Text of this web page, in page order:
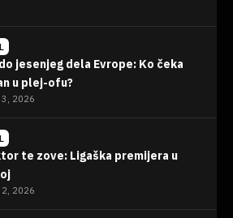
jesenjeg dela Evrope: Ko čeka
u plej-ofu?
3, 2026
te zove: Ligaška premijera u
2, 2026